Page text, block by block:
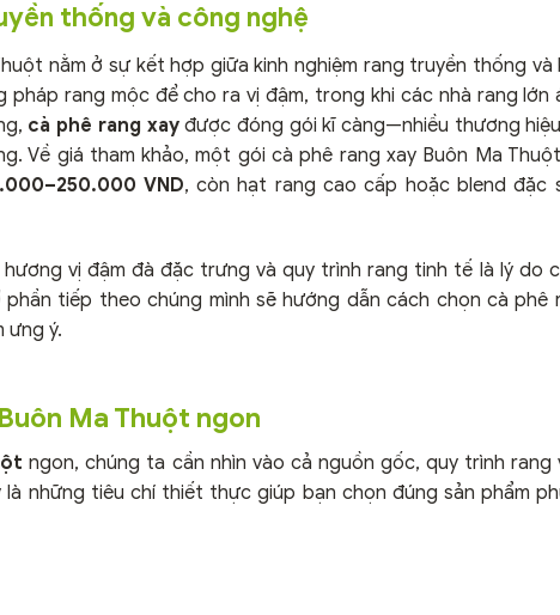
thống và công nghệ
nằm ở sự kết hợp giữa kinh nghiệm rang truyền thống và
rang mộc để cho ra vị đậm, trong khi các nhà rang lớn
cà phê rang xayđược đóng gói kĩ càng—nhiều thương
Về giá tham khảo, một gói cà phê rang xay Buôn Ma
VND, còn hạt rang cao cấp hoặc blend đặc
vị đậm đà đặc trưng và quy trình rang tinh tế là lý do
tiếp theo chúng mình sẽ hướng dẫn cách chọn cà phê
ưng ý.
Ma Thuột ngon
ngon, chúng ta cần nhìn vào cả nguồn gốc, quy trình rang
những tiêu chí thiết thực giúp bạn chọn đúng sản phẩm